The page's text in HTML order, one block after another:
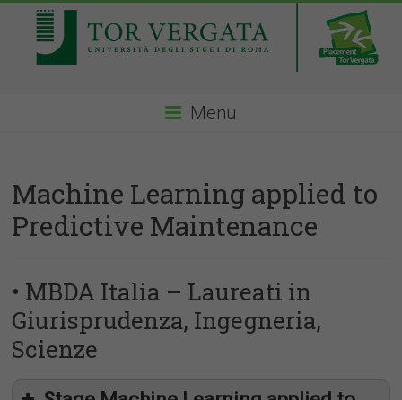
Menu
Machine Learning applied to
Predictive Maintenance
• MBDA Italia – Laureati in
Giurisprudenza, Ingegneria,
Scienze